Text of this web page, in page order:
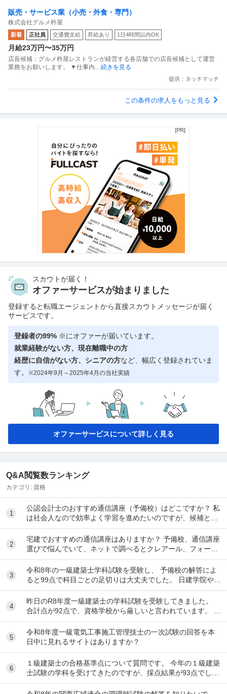
販売・サービス業（小売・外食・専門）
株式会社グルメ杵屋
新着 正社員 交通費支給 昇給あり 1日4時間以内OK
月給23万円〜35万円
店長候補：グルメ杵屋レストランが経営する各店舗での店長候補として運営
業務をお願いします。 ▼仕事内 …続きを見る
提供：タッチマッチ
この条件の求人をもっと見る
スカウトが届く！
オファーサービスが始まりました
登録すると転職エージェントから直接スカウトメッセージが届く
サービスです。
登録者の99% ※にオファーが届いています。
就業経験がない方、現在離職中の方
経歴に自信がない方、シニアの方など、幅広く登録されていま
す。 ※2024年9月～2025年4月の当社実績
オファーサービスについて詳しく見る
Q&A閲覧数ランキング
カテゴリ: 資格
1
公認会計士のおすすめ通信講座（予備校）はどこですか？ 私
は社会人なので効率よく学習を進めたいのですが、候補とし
てはクレアール、LEC、CPA会計学院、大原...
2
宅建でおすすめの通信講座はありますか？ 予備校、通信講座
選びで悩んでいて、ネットで調べるとクレアール、フォーサ
イト、スタディング、TACなど色々出てきて...
3
令和8年の一級建築士学科試験を受験し、 予備校の解答によ
ると99点で科目ごとの足切りは大丈夫でした。 日建学院やX
によると合格最低点予想が高くなると言われ...
4
昨日のR8年度一級建築士の学科試験を受験してきました。
合計点が92点で、資格学校から厳しいと言われています。 製
図の準備は始めるべきでしょうか？ ちな...
5
令和8年度一級電気工事施工管理技士の一次試験の回答を本
日中に見れるサイトはありますか？
6
１級建築士の合格基準点について質問です。 今年の１級建築
士試験の学科を受けてきたのですが、採点結果が93点でし
た。 各予備校の予想される合格基準点は N...